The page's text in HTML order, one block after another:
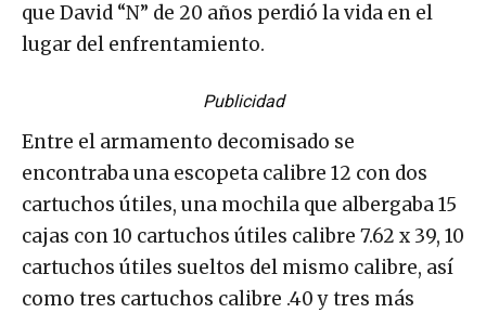
que David “N” de 20 años perdió la vida en el
lugar del enfrentamiento.
Publicidad
Entre el armamento decomisado se
encontraba una escopeta calibre 12 con dos
cartuchos útiles, una mochila que albergaba 15
cajas con 10 cartuchos útiles calibre 7.62 x 39, 10
cartuchos útiles sueltos del mismo calibre, así
como tres cartuchos calibre .40 y tres más